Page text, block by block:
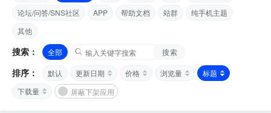
论坛/问答/SNS社区
APP 帮助文档 站群
纯手机主题
其他
搜索： 全部 搜索
排序： 默认 更新日期 价格 浏览量
标题
下载量
屏蔽下架应用